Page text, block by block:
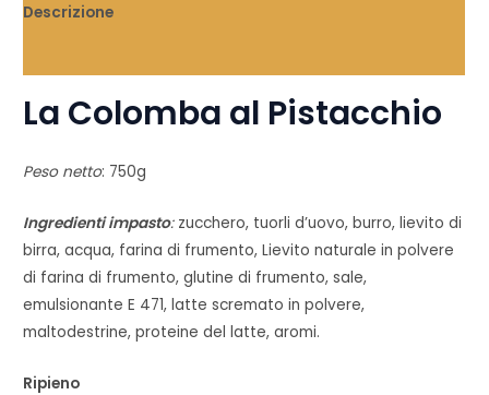
Descrizione
La Colomba al Pistacchio
Peso netto: 750g
Ingredienti impasto: zucchero, tuorli d’uovo, burro, lievito di
birra, acqua, farina di frumento, Lievito naturale in polvere
di farina di frumento, glutine di frumento, sale,
emulsionante E 471, latte scremato in polvere,
maltodestrine, proteine del latte, aromi.
Ripieno